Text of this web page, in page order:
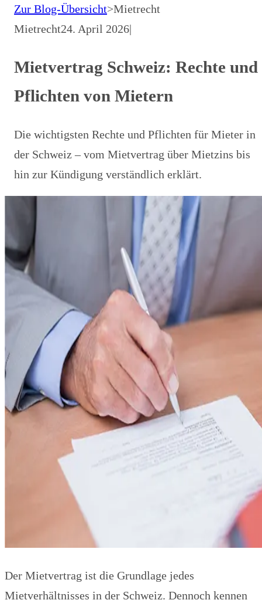
Zur Blog-Übersicht>Mietrecht
Mietrecht24. April 2026|
Mietvertrag Schweiz: Rechte und
Pflichten von Mietern
Die wichtigsten Rechte und Pflichten für Mieter in
der Schweiz – vom Mietvertrag über Mietzins bis
hin zur Kündigung verständlich erklärt.
Der Mietvertrag ist die Grundlage jedes
Mietverhältnisses in der Schweiz. Dennoch kennen